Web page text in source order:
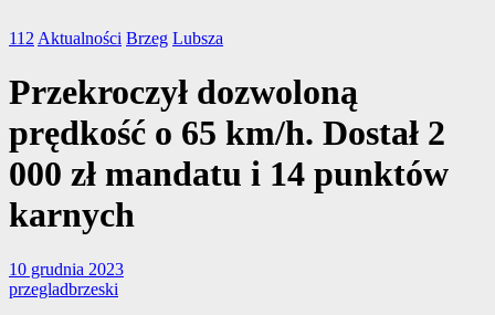
112 Aktualności Brzeg Lubsza
Przekroczył dozwoloną
prędkość o 65 km/h. Dostał 2
000 zł mandatu i 14 punktów
karnych
10 grudnia 2023
przegladbrzeski